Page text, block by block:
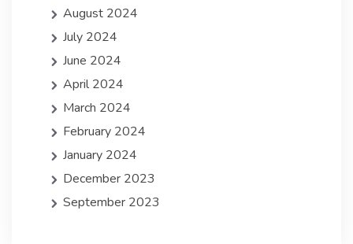
August 2024
July 2024
June 2024
April 2024
March 2024
February 2024
January 2024
December 2023
September 2023